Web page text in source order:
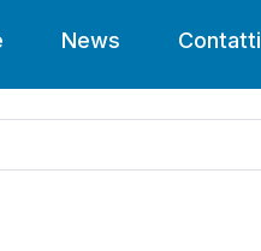
News Contatti